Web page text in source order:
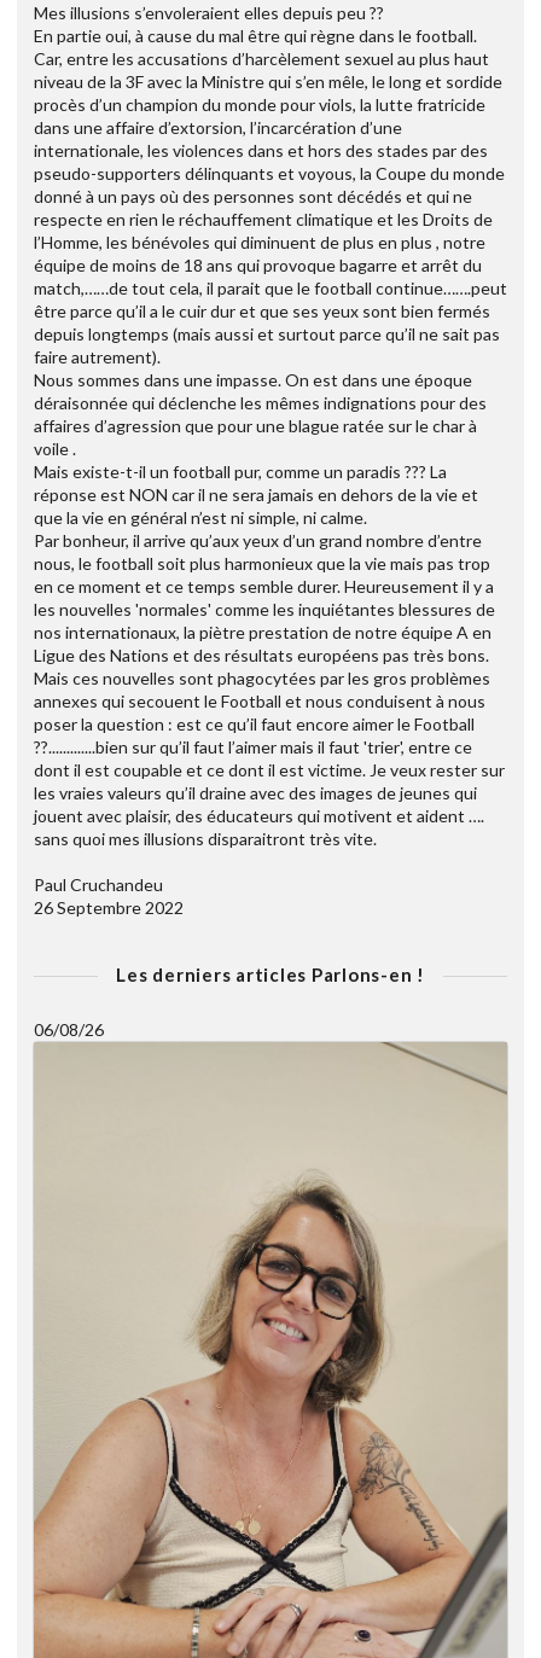
Mes illusions s’envoleraient elles depuis peu ??
En partie oui, à cause du mal être qui règne dans le football.
Car, entre les accusations d’harcèlement sexuel au plus haut
niveau de la 3F avec la Ministre qui s’en mêle, le long et sordide
procès d’un champion du monde pour viols, la lutte fratricide
dans une affaire d’extorsion, l’incarcération d’une
internationale, les violences dans et hors des stades par des
pseudo-supporters délinquants et voyous, la Coupe du monde
donné à un pays où des personnes sont décédés et qui ne
respecte en rien le réchauffement climatique et les Droits de
l’Homme, les bénévoles qui diminuent de plus en plus , notre
équipe de moins de 18 ans qui provoque bagarre et arrêt du
match,……de tout cela, il parait que le football continue…….peut
être parce qu’il a le cuir dur et que ses yeux sont bien fermés
depuis longtemps (mais aussi et surtout parce qu’il ne sait pas
faire autrement).
Nous sommes dans une impasse. On est dans une époque
déraisonnée qui déclenche les mêmes indignations pour des
affaires d’agression que pour une blague ratée sur le char à
voile .
Mais existe-t-il un football pur, comme un paradis ??? La
réponse est NON car il ne sera jamais en dehors de la vie et
que la vie en général n’est ni simple, ni calme.
Par bonheur, il arrive qu’aux yeux d’un grand nombre d’entre
nous, le football soit plus harmonieux que la vie mais pas trop
en ce moment et ce temps semble durer. Heureusement il y a
les nouvelles 'normales' comme les inquiétantes blessures de
nos internationaux, la piètre prestation de notre équipe A en
Ligue des Nations et des résultats européens pas très bons.
Mais ces nouvelles sont phagocytées par les gros problèmes
annexes qui secouent le Football et nous conduisent à nous
poser la question : est ce qu’il faut encore aimer le Football
??.............bien sur qu’il faut l’aimer mais il faut 'trier', entre ce
dont il est coupable et ce dont il est victime. Je veux rester sur
les vraies valeurs qu’il draine avec des images de jeunes qui
jouent avec plaisir, des éducateurs qui motivent et aident ….
sans quoi mes illusions disparaitront très vite.
Paul Cruchandeu
26 Septembre 2022
Les derniers articles Parlons-en !
06/08/26